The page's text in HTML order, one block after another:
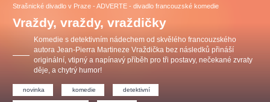
Strašnické divadlo v Praze - ADVERTE - divadlo francouzské komedie
Vraždy, vraždy, vraždičky
Komedie s detektivním nádechem od skvělého francouzského
autora Jean-Pierra Martineze Vraždička bez následků přináší
originální, vtipný a napínavý příběh pro tři postavy, nečekané zvraty
děje, a chytrý humor!
novinka komedie detektivní
OBYČEJNÁ HOLKA
Agentura 44, s.r.o.
Pink Panther Agency,
Kultura pod hvězdami
Ostatní hledají
muzikálypraha